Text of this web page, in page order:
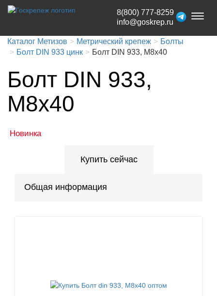
Toggle
8(800) 777-8259
info@goskrep.ru
Каталог Метизов Метрический крепеж
Болты
Болт DIN 933 цинк
Болт DIN 933, М8х40
Болт DIN 933,
М8х40
Новинка
Купить сейчас
Общая информация